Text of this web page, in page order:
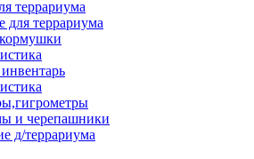
террариума
для террариума
и черепашники
д/террариума